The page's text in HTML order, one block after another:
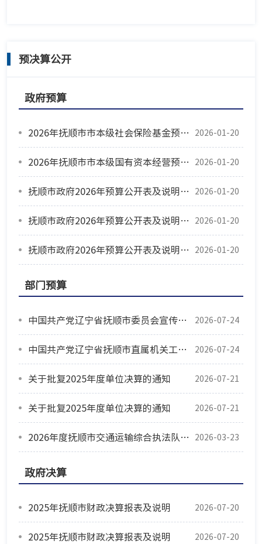
预决算公开
政府预算
2026年抚顺市市本级社会保险基金预算说明 2026-01-20
2026年抚顺市市本级国有资本经营预算收支表及说明 2026-01-20
抚顺市政府2026年预算公开表及说明(一般公共预算、政府性基金预算、三公经费预算） 2026-01-20
抚顺市政府2026年预算公开表及说明(一般公共预算、政府性基金预算、三公经费预算） 2026-01-20
抚顺市政府2026年预算公开表及说明(一般公共预算、政府性基金预算、三公经费预算） 2026-01-20
部门预算
中国共产党辽宁省抚顺市委员会宣传部2025年度部门决算公开 2026-07-24
中国共产党辽宁省抚顺市直属机关工作委员会 2025 年度部门决算 2026-07-24
关于批复2025年度单位决算的通知 2026-07-21
关于批复2025年度单位决算的通知 2026-07-21
2026年度抚顺市交通运输综合执法队部门预算公开说明 2026-03-23
政府决算
2025年抚顺市财政决算报表及说明 2026-07-20
2025年抚顺市财政决算报表及说明 2026-07-20